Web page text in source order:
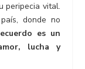
peripecia vital.
donde no
es un
lucha y